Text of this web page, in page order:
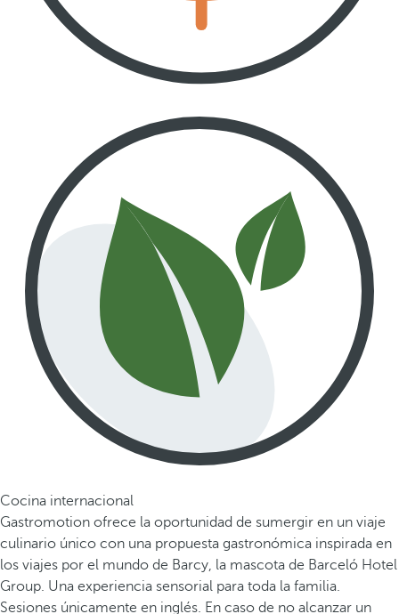
Cocina internacional
Gastromotion ofrece la oportunidad de sumergir en un viaje
culinario único con una propuesta gastronómica inspirada en
los viajes por el mundo de Barcy, la mascota de Barceló Hotel
Group. Una experiencia sensorial para toda la familia.
Sesiones únicamente en inglés. En caso de no alcanzar un